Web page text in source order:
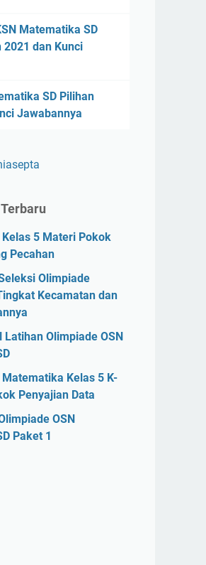
Matematika SD
2021 dan Kunci
SD Pilihan
Jawabannya
Terbaru
5 Materi Pokok
Pecahan
Olimpiade
Kecamatan dan
Latihan Olimpiade OSN
Kelas 5 K-
Penyajian Data
OSN
Paket 1